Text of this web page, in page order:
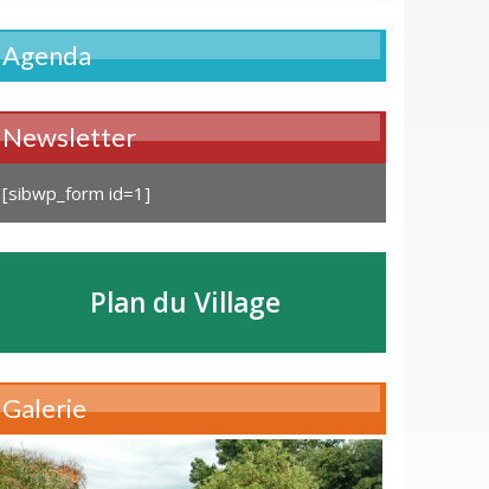
Agenda
Newsletter
[sibwp_form id=1]
Plan du Village
Galerie